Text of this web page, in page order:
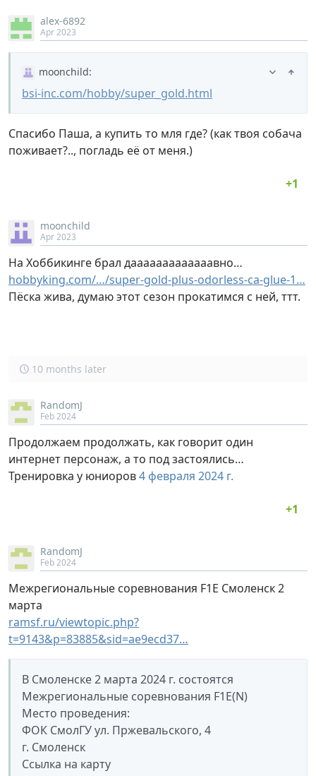
alex-6892
Apr 2023
moonchild:
bsi-inc.com/hobby/super_gold.html
Спасибо Паша, а купить то мля где? (как твоя собача
поживает?.., погладь её от меня.)
moonchild
Apr 2023
На Хоббикинге брал дааааааааааааавно…
hobbyking.com/…/super-gold-plus-odorless-ca-glue-1…
Пёска жива, думаю этот сезон прокатимся с ней, ттт.
10 months later
RandomJ
Feb 2024
Продолжаем продолжать, как говорит один
интернет персонаж, а то под застоялись…
Тренировка у юниоров4 февраля 2024 г.
RandomJ
Feb 2024
Межрегиональные соревнования F1E Смоленск 2
марта
ramsf.ru/viewtopic.php?
t=9143&p=83885&sid=ae9ecd37…
В Смоленске 2 марта 2024 г. состоятся
Межрегиональные соревнования F1E(N)
Место проведения:
ФОК СмолГУ ул. Пржевальского, 4
г. Смоленск
Ссылка на карту